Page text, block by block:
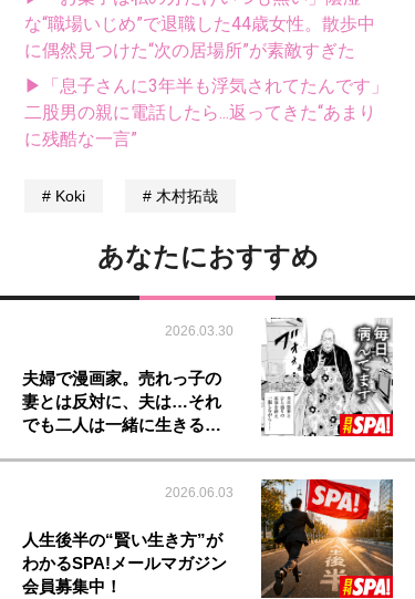
な“職場いじめ”で退職した44歳女性。散歩中
に偶然見つけた“次の居場所”が素敵すぎた
▶「息子さんに3年半も浮気されてたんです」
二股男の親に電話したら...返ってきた“あまり
に残酷な一言”
Koki 木村拓哉
あなたにおすすめ
2026.03.30
夫婦で漫画家。売れっ子の
妻とは反対に、夫は…それ
でも二人は一緒に生きる…
2026.06.03
人生後半の“賢い生き方”が
わかるSPA!メールマガジン
会員募集中！